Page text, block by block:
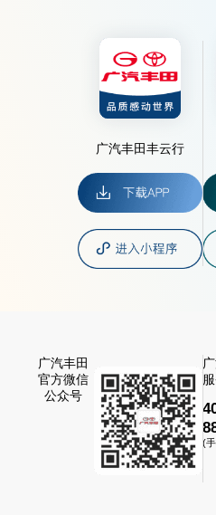
广汽丰田丰云行
广汽丰田
官方微信
公众号
(